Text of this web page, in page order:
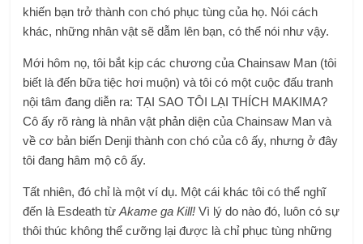
khiến bạn trở thành con chó phục tùng của họ. Nói cách
khác, những nhân vật sẽ dẫm lên bạn, có thể nói như vậy.
Mới hôm nọ, tôi bắt kịp các chương của Chainsaw Man (tôi
biết là đến bữa tiệc hơi muộn) và tôi có một cuộc đấu tranh
nội tâm đang diễn ra: TẠI SAO TÔI LẠI THÍCH MAKIMA?
Cô ấy rõ ràng là nhân vật phản diện của Chainsaw Man và
về cơ bản biến Denji thành con chó của cô ấy, nhưng ở đây
tôi đang hâm mộ cô ấy.
Tất nhiên, đó chỉ là một ví dụ. Một cái khác tôi có thể nghĩ
đến là Esdeath từAkame ga Kill!Vì lý do nào đó, luôn có sự
thôi thúc không thể cưỡng lại được là chỉ phục tùng những